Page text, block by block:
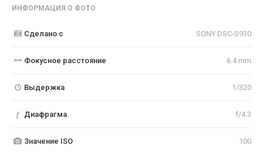
ИНФОРМАЦИЯ О ФОТО
Сделано с SONY DSC-S930
Фокусное расстояние 6.4 mm
Выдержка 1/320
f Диафрагма f/4.3
Значение ISO 100